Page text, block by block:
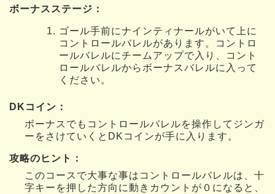
ボーナスステージ：
ゴール手前にナインティナールがいて上に
コントロールバレルがあります。コントロ
ールバレルにチームアップで入り、コント
ロールバレルからボーナスバレルに入って
ください。
DKコイン：
ボーナスでもコントロールバレルを操作してジンガ
ーをさけていくとDKコインが手に入ります。
攻略のヒント：
このコースで大事な事はコントロールバレルは、十
字キーを押した方向に動きカウントが０になると、